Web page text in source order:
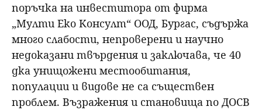
поръчка на инвеститора от фирма
„Мулти Еко Консулт“ ООД, Бургас, съдържа
много слабости, непроверени и научно
недоказани твърдения и заключава, че 40
дка унищожени местообитания,
популации и видове не са съществен
проблем. Възражения и становища по ДОСВ